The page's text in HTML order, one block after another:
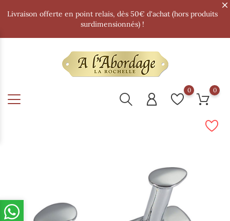
Livraison offerte en point relais, dès 50€ d'achat (hors produits
surdimensionnés) !
0 0